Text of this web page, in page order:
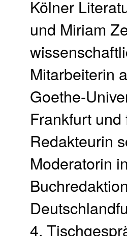
Kölner
und Miriam
Mitarbeiterin
Goethe-
Frankfurt und
Redakteurin
Moderatorin
4.